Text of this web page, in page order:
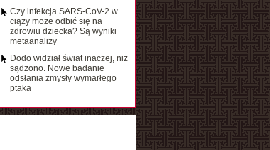
Czy infekcja SARS-CoV-2 w
ciąży może odbić się na
zdrowiu dziecka? Są wyniki
metaanalizy
Dodo widział świat inaczej, niż
sądzono. Nowe badanie
odsłania zmysły wymarłego
ptaka